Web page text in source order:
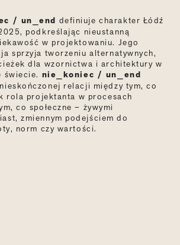
/ un_end definiuje charakter Łódź
podkreślając nieustanną
w projektowaniu. Jego
sprzyja tworzeniu alternatywnych,
dla wzornictwa i architektury w
świecie. nie_koniec / un_end
relacji między tym, co
rola projektanta w procesach
co społeczne – żywymi
zmiennym podejściem do
norm czy wartości.